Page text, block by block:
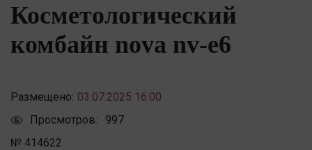
Косметологический
комбайн nova nv-e6
Размещено: 03.07.2025 16:00
Просмотров:
997
№ 414622